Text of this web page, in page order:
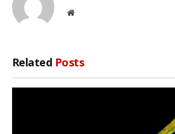
Website
Related Posts